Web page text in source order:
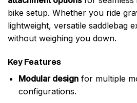
bike setup. Whether you ride
lightweight, versatile saddlebag
without weighing you down.
Key Features
Modular designfor multiple
configurations.